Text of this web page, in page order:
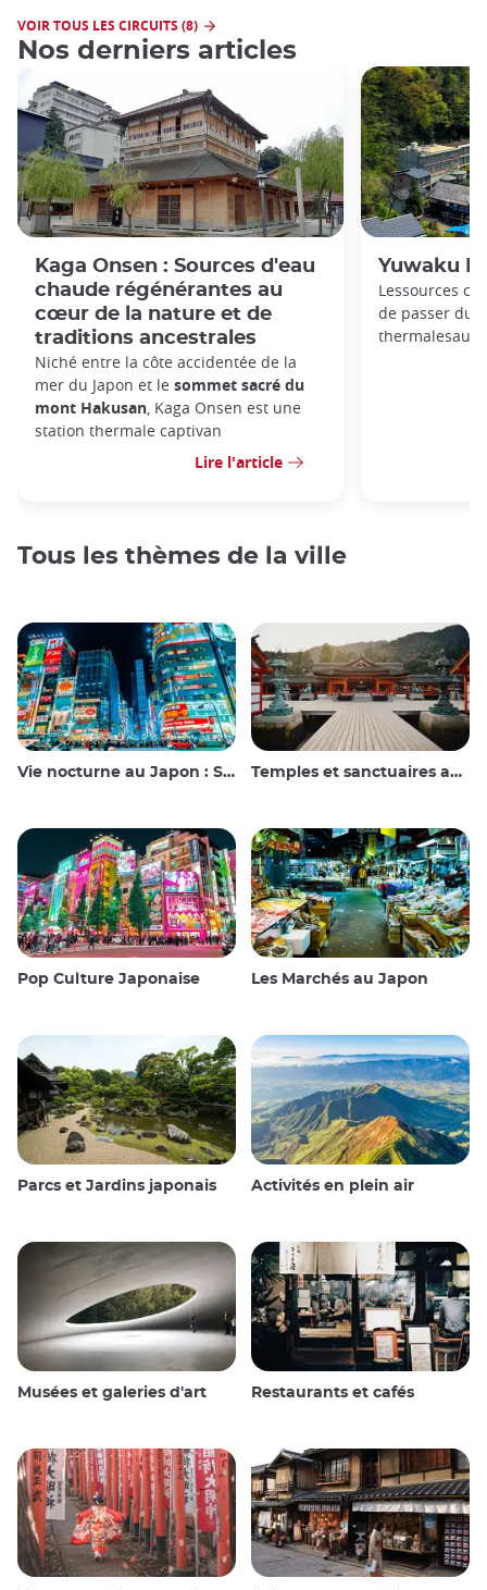
VOIR TOUS LES CIRCUITS (8)
Nos derniers articles
Kaga Onsen : Sources d'eau
chaude régénérantes au
cœur de la nature et de
traditions ancestrales
Niché entre la côte accidentée de la
mer du Japon et le sommet sacré du
mont Hakusan, Kaga Onsen est une
station thermale captivan
Lire l'article
Yuwaku
Lessources
de passer du
thermalesau
Tous les thèmes de la ville
Vie nocturne au Japon : Sortir, voir et boire Temples et sanctuaires au Japon
Pop Culture Japonaise Les Marchés au Japon
Parcs et Jardins japonais Activités en plein air
Musées et galeries d'art Restaurants et cafés